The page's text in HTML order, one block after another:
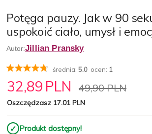
Potęga pauzy. Jak w 90
uspokoić ciało, umysł i
Autor:Jillian Pransky
średnia: 5.0 ocen: 1
32,89 PLN 49,90 PLN
Oszczędzasz 17.01 PLN
✓ Produkt dostępny!